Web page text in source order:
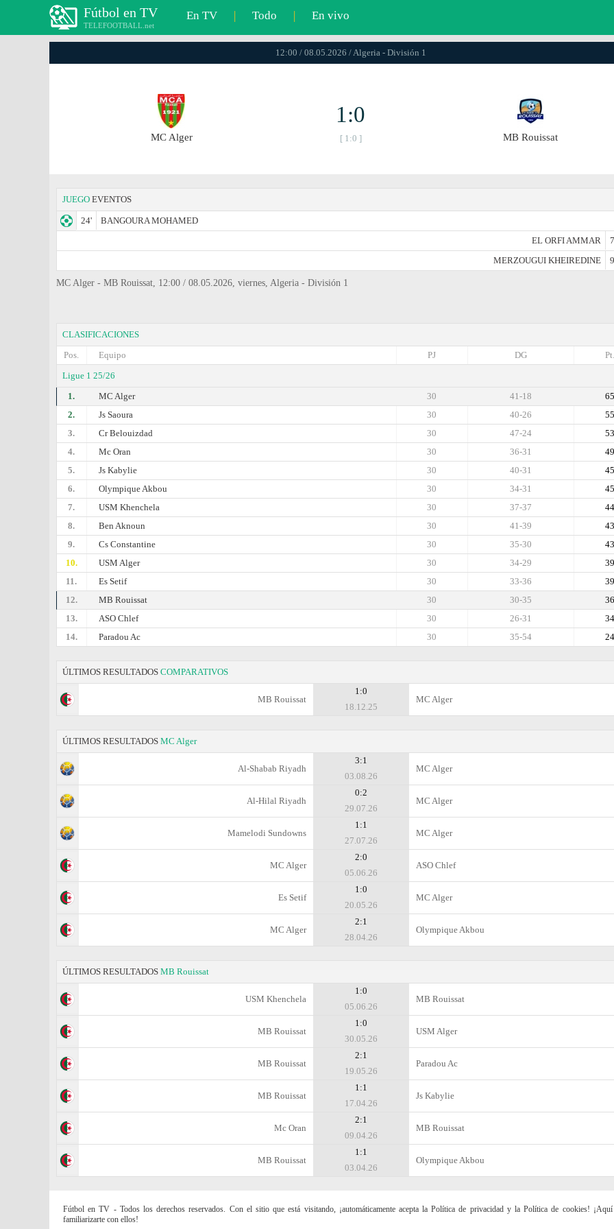
Fútbol en TV
TELEFOOTBALL.net
En TV | Todo | En vivo
12:00 / 08.05.2026 / Algeria - División 1
MC Alger
1:0
[ 1:0 ] MB Rouissat
JUEGO EVENTOS
24'
BANGOURA MOHAMED
EL ORFI AMMAR
MERZOUGUI KHEIREDINE
MC Alger - MB Rouissat, 12:00 / 08.05.2026, viernes, Algeria - División 1
CLASIFICACIONES
Pos.
Equipo Pt.
DG
PJ
Ligue 1 25/26
1.
MC Alger 65
41-18
30
2.
Js Saoura 55
40-26
30
3.
Cr Belouizdad 53
47-24
30
4.
Mc Oran 49
36-31
30
5.
Js Kabylie 45
40-31
30
6.
Olympique Akbou 45
34-31
30
7.
USM Khenchela 44
37-37
30
8.
Ben Aknoun 43
41-39
30
9.
Cs Constantine 43
35-30
30
10.
USM Alger 39
34-29
30
11.
Es Setif 39
33-36
30
12.
MB Rouissat 36
30-35
30
13.
ASO Chlef 34
26-31
30
14.
Paradou Ac 24
35-54
30
ÚLTIMOS RESULTADOS COMPARATIVOS
MB Rouissat
1:0
18.12.25
MC Alger
ÚLTIMOS RESULTADOS MC Alger
Al-Shabab Riyadh
3:1
03.08.26
MC Alger
Al-Hilal Riyadh
0:2
29.07.26
MC Alger
Mamelodi Sundowns
1:1
27.07.26
MC Alger
MC Alger
2:0
05.06.26
ASO Chlef
Es Setif
1:0
20.05.26
MC Alger
MC Alger
2:1
28.04.26
Olympique Akbou
ÚLTIMOS RESULTADOS MB Rouissat
USM Khenchela
1:0
05.06.26
MB Rouissat
MB Rouissat
1:0
30.05.26
USM Alger
MB Rouissat
2:1
19.05.26
Paradou Ac
MB Rouissat
1:1
17.04.26
Js Kabylie
Mc Oran
2:1
09.04.26
MB Rouissat
MB Rouissat
1:1
03.04.26
Olympique Akbou
Fútbol en TV - Todos los derechos reservados. Con el sitio que está visitando, ¡automáticamente acepta la Política de privacidad y la Política de cookies! ¡Aquí
familiarizarte con ellos!